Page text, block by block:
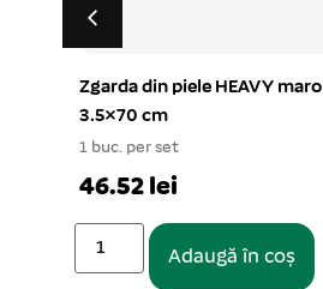
Zgarda din piele HEAVY maro
3.5×70 cm
1 buc. per set
46.52 lei
Adaugă în coș